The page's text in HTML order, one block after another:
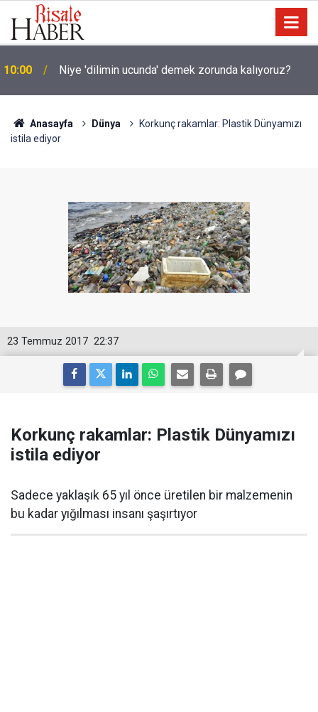
09:45
savunma şartı getirdiler
Anasayfa Dünya
Korkunç rakamlar: Plastik Dünyamızı
istila ediyor
22:37
23 Temmuz 2017
Korkunç rakamlar: Plastik Dünyamızı
istila ediyor
Sadece yaklaşık 65 yıl önce üretilen bir malzemenin
bu kadar yığılması insanı şaşırtıyor